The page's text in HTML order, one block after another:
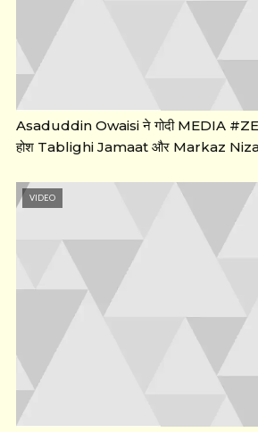
Asaduddin Owaisi ने गोदी MEDIA
होश Tablighi Jamaat और Markaz
VIDEO